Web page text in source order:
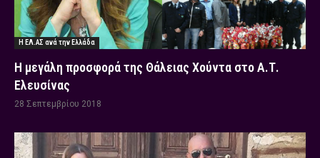
Η ΕΛ.ΑΣ ανά την Ελλάδα
Η μεγάλη προσφορά της Θάλειας Χούντα στο Α.Τ.
Ελευσίνας
28 Σεπτεμβρίου 2018